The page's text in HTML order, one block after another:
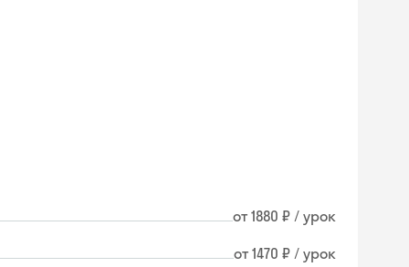
от 1880 ₽ / урок
от 1470 ₽ / урок